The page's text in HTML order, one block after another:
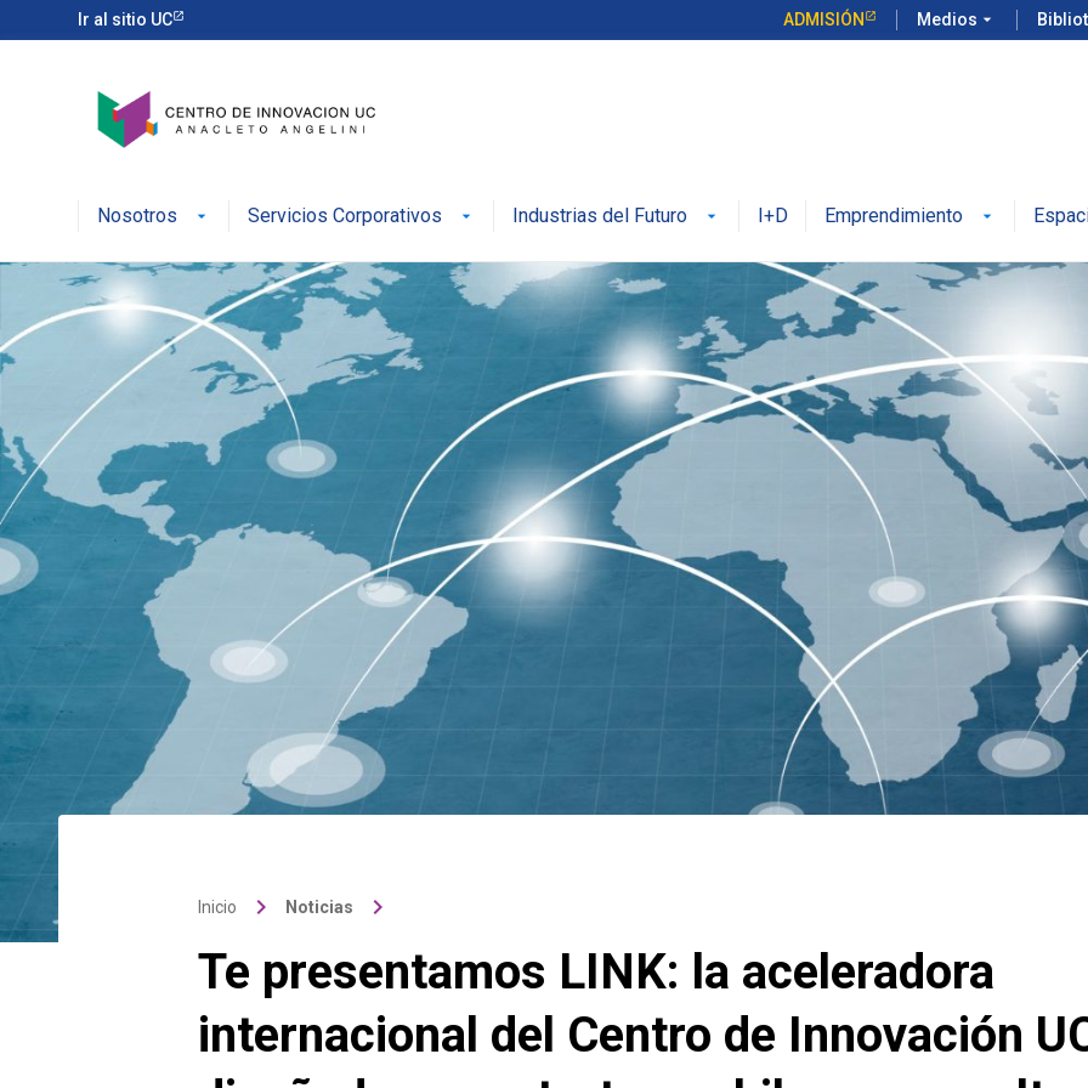
Ir al sitio UC ADMISIÓN Medios arrow_drop_down
Nosotros Servicios Corporativos Industrias del Futuro I+D Emprendimiento
Inicio keyboard_arrow_right Noticias keyboard_arrow_right
Te presentamos LINK: la aceleradora
internacional del Centro de Innovación